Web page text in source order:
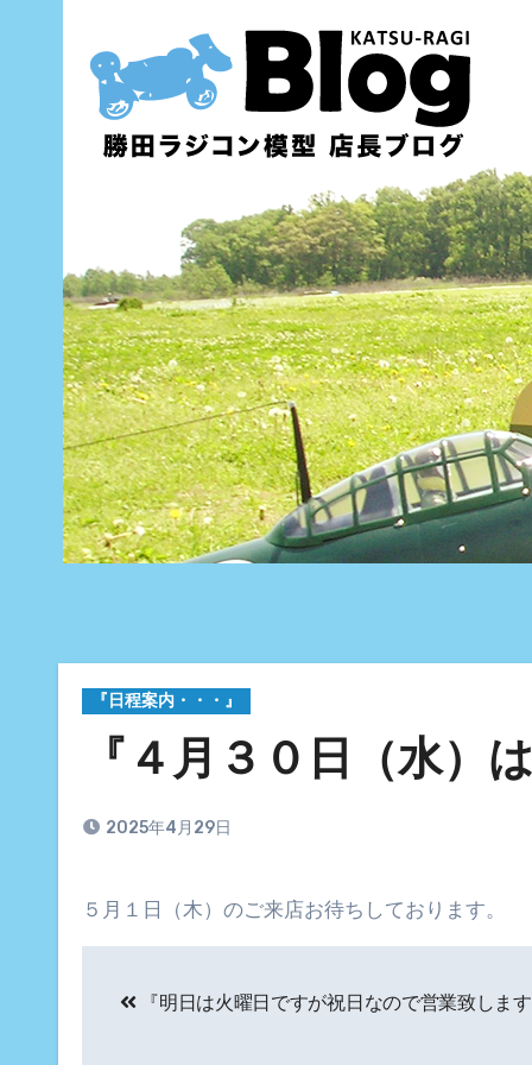
『日程案内・・・』
『４月３０日（水）
2025年4月29日
５月１日（木）のご来店お待ちしております。
『明日は火曜日ですが祝日なので営業致します